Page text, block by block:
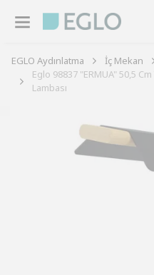
EGLO Aydınlatma İç Mekan
Eglo 98837 "ERMUA" 50,5
Lambası